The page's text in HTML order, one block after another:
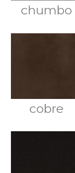
chumbo
cobre